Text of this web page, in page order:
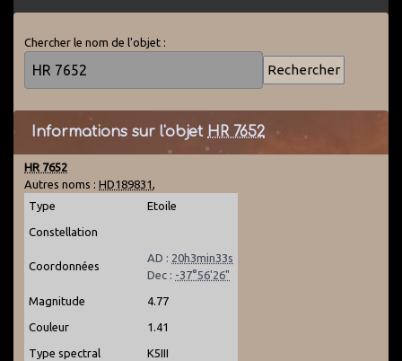
Chercher le nom de l'objet :
Informations sur l'objet HR 7652
HR 7652
Autres noms : HD189831,
Type
Etoile
Constellation
Coordonnées
AD : 20h3min33s
Dec : -37°56'26"
Magnitude 4.77
Couleur 1.41
Type spectral K5III